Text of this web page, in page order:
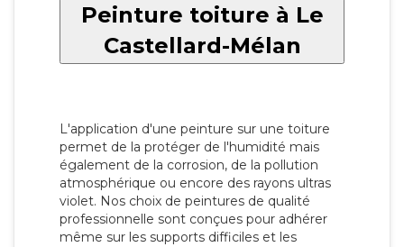
Peinture toiture à Le
Castellard-Mélan
L'application d'une peinture sur une toiture
permet de la protéger de l'humidité mais
également de la corrosion, de la pollution
atmosphérique ou encore des rayons ultras
violet. Nos choix de peintures de qualité
professionnelle sont conçues pour adhérer
même sur les supports difficiles et les